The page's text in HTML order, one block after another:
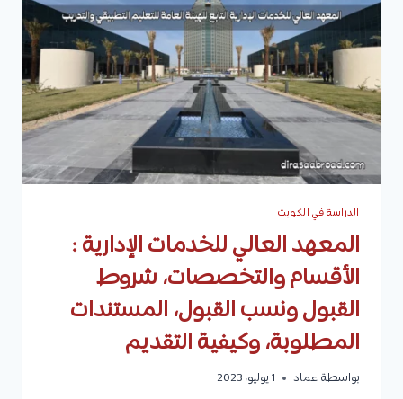
نسب
القبول،
المستندات
المطلوبة،
وكيفية
التقديم
الدراسة في الكويت
المعهد العالي للخدمات الإدارية :
الأقسام والتخصصات، شروط
القبول ونسب القبول، المستندات
المطلوبة، وكيفية التقديم
بواسطة عماد 1 يوليو، 2023